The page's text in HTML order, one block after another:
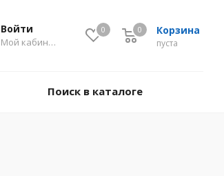
0 Корзина
0
пуста
0
Войти
Мой кабинет
Поиск в каталоге